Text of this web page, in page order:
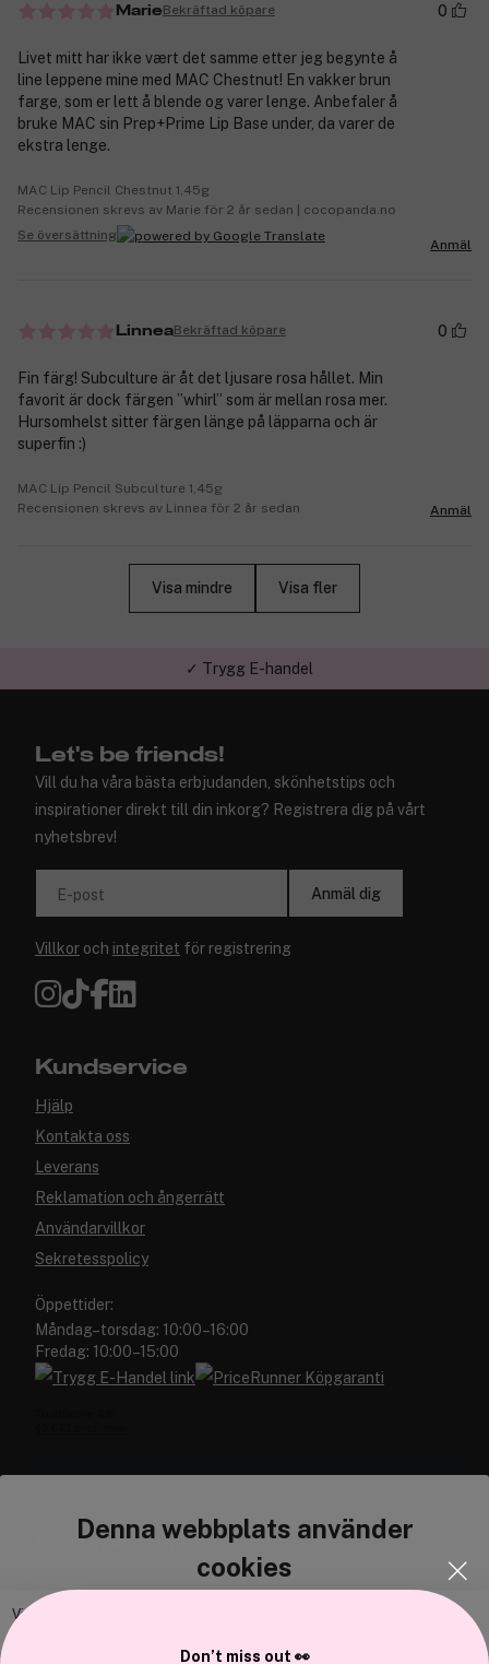
Denna webbplats använder
cookies
Vi använder enhetsidentifierare för att anpassa innehållet och
MarieBekräftad köpare 0
Livet mitt har ikke vært det samme etter jeg begynte å
line leppene mine med MAC Chestnut! En vakker brun
farge, som er lett å blende og varer lenge. Anbefaler å
bruke MAC sin Prep+Prime Lip Base under, da varer de
ekstra lenge.
MAC Lip Pencil Chestnut 1,45g
Recensionen skrevs av Marie för 2 år sedan | cocopanda.no
Se översättning
Anmäl
LinneaBekräftad köpare 0
Fin färg! Subculture är åt det ljusare rosa hållet. Min
favorit är dock färgen ”whirl” som är mellan rosa mer.
Hursomhelst sitter färgen länge på läpparna och är
superfin :)
MAC Lip Pencil Subculture 1,45g
Recensionen skrevs av Linnea för 2 år sedan
Anmäl
Visa mindre Visa fler
✓ Trygg E-handel
Let's be friends!
Vill du ha våra bästa erbjudanden, skönhetstips och
inspirationer direkt till din inkorg? Registrera dig på vårt
nyhetsbrev!
E-post Anmäl dig
Villkor och integritet för registrering
Kundservice
Hjälp
Kontakta oss
Leverans
Reklamation och ångerrätt
Användarvillkor
Sekretesspolicy
Öppettider:
Måndag–torsdag: 10:00–16:00
Fredag: 10:00–15:00
Cocopanda.se
Don’t miss out 👀